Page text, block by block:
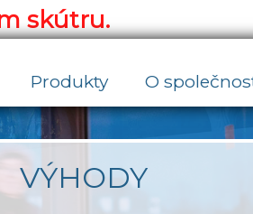
skútru.
Produkty O
VÝHODY